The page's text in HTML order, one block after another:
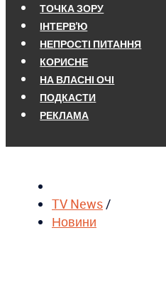
ТОЧКА ЗОРУ
ІНТЕРВ'Ю
НЕПРОСТІ ПИТАННЯ
КОРИСНЕ
НА ВЛАСНІ ОЧІ
ПОДКАСТИ
РЕКЛАМА
TV News/
Новини